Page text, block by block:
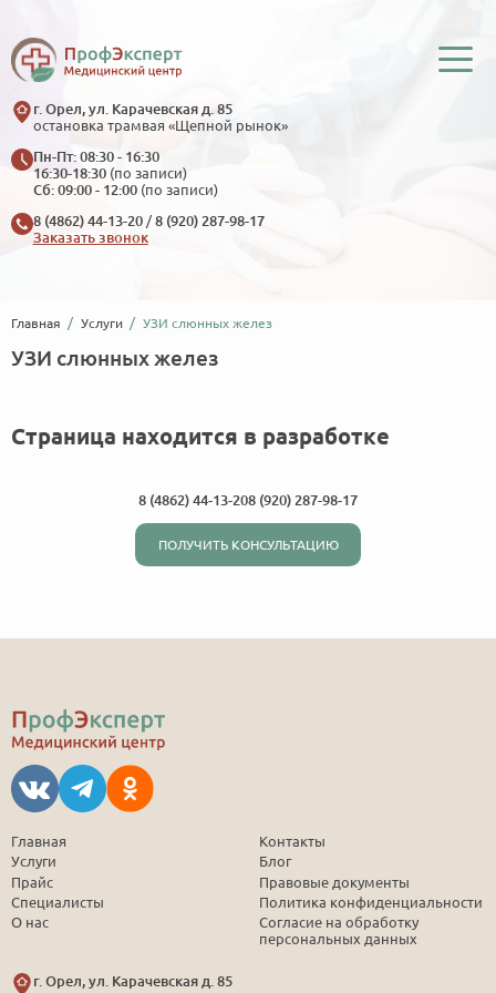
г. Орел, ул. Карачевская д. 85
остановка трамвая «Щепной рынок»
Пн-Пт: 08:30 - 16:30
16:30-18:30 (по записи)
Сб: 09:00 - 12:00 (по записи)
8 (4862) 44-13-20/ 8 (920) 287-98-17
Заказать звонок
Главная Услуги УЗИ слюнных желез
УЗИ слюнных желез
Страница находится в разработке
8 (4862) 44-13-208 (920) 287-98-17
ПОЛУЧИТЬ КОНСУЛЬТАЦИЮ
Главная
Услуги
Прайс
Специалисты
О нас
Контакты
Блог
Правовые документы
Политика конфиденциальности
Согласие на обработку
персональных данных
г. Орел, ул. Карачевская д. 85